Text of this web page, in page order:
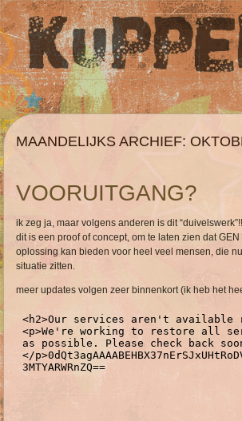
MAANDELIJKS ARCHIEF:
VOORUITGANG?
ik zeg ja, maar volgens anderen is dit
dit is een proof of concept, om te laten zien dat
oplossing kan bieden voor heel veel mensen, die
situatie zitten.
meer updates volgen zeer binnenkort (ik heb het